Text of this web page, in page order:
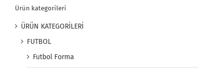
Ürün kategorileri
ÜRÜN KATEGORİLERİ
FUTBOL
Futbol Forma